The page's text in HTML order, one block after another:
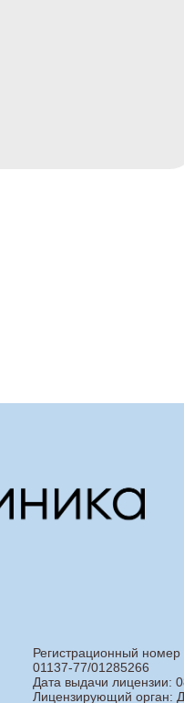
Регистрационный
01137-77/01285266
Дата выдачи лицензии:
Лицензирующий орган: